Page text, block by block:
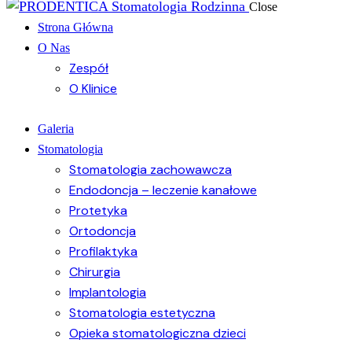
Close
Strona Główna
O Nas
Zespół
O Klinice
Galeria
Stomatologia
Stomatologia zachowawcza
Endodoncja – leczenie kanałowe
Protetyka
Ortodoncja
Profilaktyka
Chirurgia
Implantologia
Stomatologia estetyczna
Opieka stomatologiczna dzieci